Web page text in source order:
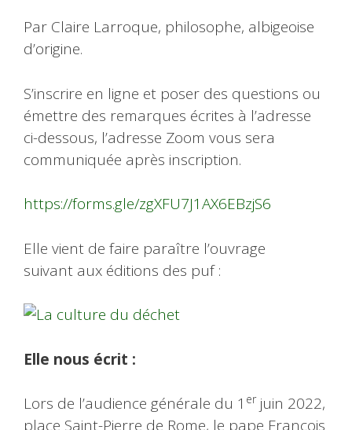
Par Claire Larroque, philosophe, albigeoise
d’origine.
S’inscrire en ligne et poser des questions ou
émettre des remarques écrites à l’adresse
ci-dessous, l’adresse Zoom vous sera
communiquée après inscription.
https://forms.gle/zgXFU7J1AX6EBzjS6
Elle vient de faire paraître l’ouvrage
suivant aux éditions des puf :
Elle nous écrit :
Lors de l’audience générale du 1 erjuin 2022,
place Saint-Pierre de Rome, le pape François